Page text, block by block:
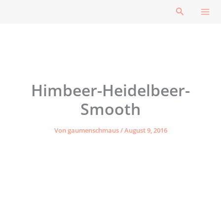
Suchen
Himbeer-Heidelbeer-
Smooth
Vongaumenschmaus/August 9, 2016